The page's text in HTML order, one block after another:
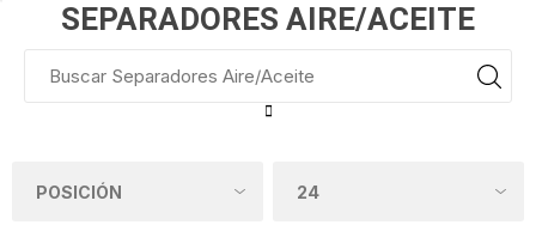
SEPARADORES AIRE/ACEITE